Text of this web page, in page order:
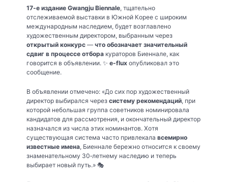
17-е издание Gwangju Biennale, тщательно
отслеживаемой выставки в Южной Корее с широким
международным наследием, будет возглавлено
художественным директором, выбранным через
открытый конкурс — что обозначает значительный
сдвиг в процессе отбора кураторов Биеннале, как
говорится в объявлении. ✨ e-flux опубликовал это
сообщение.
В объявлении отмечено: «До сих пор художественный
директор выбирался через систему рекомендаций, при
которой небольшая группа советников номинировала
кандидатов для рассмотрения, и окончательный директор
назначался из числа этих номинантов. Хотя
существующая система часто привлекала всемирно
известные имена, Биеннале бережно относится к своему
знаменательному 30‑летнему наследию и теперь
выбирает новый путь.» 🎭